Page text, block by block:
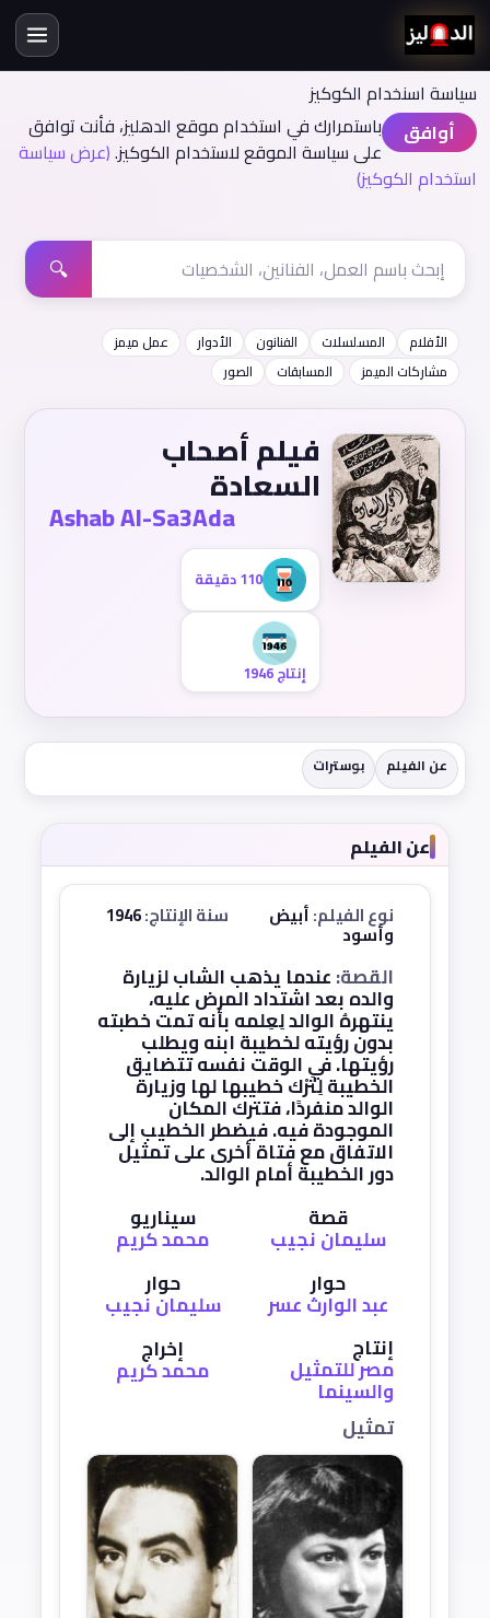
سياسة اسنخدام الكوكيز
أوافق
باستمرارك في استخدام موقع الدهليز، فأنت توافق
على سياسة الموقع لاستخدام الكوكيز.(عرض سياسة
استخدام الكوكيز)
🔍
الأفلام المسلسلات الفنانون الأدوار
عمل ميمز
مشاركات الميمز
المسابقات الصور
فيلم أصحاب
السعادة
Ashab Al-Sa3Ada
110 دقيقة
إنتاج 1946
عن الفيلم بوسترات
عن الفيلم
نوع الفيلم:أبيض
وأسود
سنة الإنتاج:
القصة:عندما يذهب الشاب لزيارة
والده بعد اشتداد المرض عليه،
ينتهرهُ الوالد لِعِلمه بأنه تمت خطبته
بدون رؤيته لخطيبة ابنه ويطلب
رؤيتها. في الوقت نفسه تتضايق
الخطيبة لِتَرْك خطيبها لها وزيارة
الوالد منفردًا، فتترك المكان
الموجودة فيه. فيضطر الخطيب إلى
الاتفاق مع فتاة أخرى على تمثيل
دور الخطيبة أمام الوالد.
قصة
سليمان نجيب
سيناريو
محمد كريم
حوار
عبد الوارث عسر
حوار
سليمان نجيب
إنتاج
مصر للتمثيل
والسينما
إخراج
محمد كريم
تمثيل